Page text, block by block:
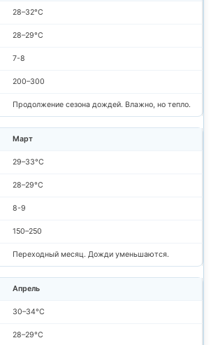
28–32°C
28–29°C
7-8
200–300
Продолжение сезона дождей. Влажно, но тепло.
Март
29–33°C
28–29°C
8-9
150–250
Переходный месяц. Дожди уменьшаются.
Апрель
30–34°C
28–29°C